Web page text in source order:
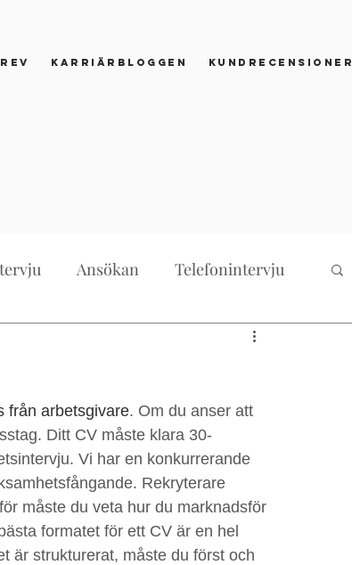
Karriärbloggen Kundrecensioner
Ansökan Telefonintervju
Mallar Spontanansökan
från arbetsgivare. Om du anser att
Ditt CV måste klara 30-
Vi har en konkurrerande
Rekryterare
måste du veta hur du marknadsför
formatet för ett CV är en hel
är strukturerat, måste du först och